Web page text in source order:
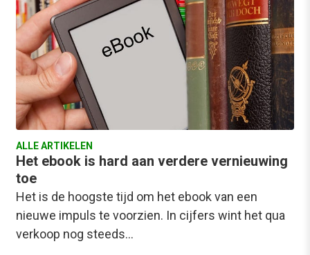
ALLE ARTIKELEN
Het ebook is hard aan verdere vernieuwing
toe
Het is de hoogste tijd om het ebook van een
nieuwe impuls te voorzien. In cijfers wint het qua
verkoop nog steeds…